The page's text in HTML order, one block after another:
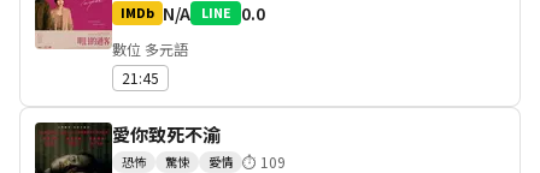
IMDb N/A LINE 0.0
數位 多元語
21:45
愛你致死不渝
恐怖 驚悚 愛情 ⏱ 109